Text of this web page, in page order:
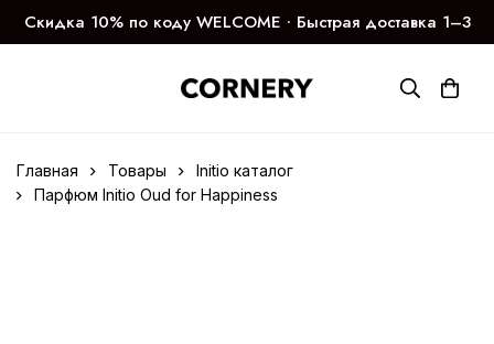
Скидка 10% по коду WELCOME ∙ Быстрая доставка 1–3
дня
Главная Товары
Initio каталог
Парфюм Initio Oud for Happiness